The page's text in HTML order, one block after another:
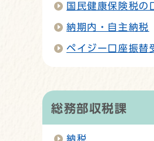
国民健康保険税の
納期内・自主納税
ペイジー口座振替
総務部収税課
納税